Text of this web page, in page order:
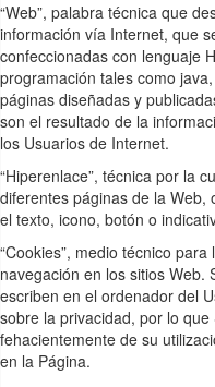
“Web”, palabra técnica que
información vía Internet, que
confeccionadas con lenguaje
programación tales como
páginas diseñadas y
son el resultado de la
los Usuarios de Internet.
“Hiperenlace”, técnica por la
diferentes páginas de la Web,
el texto, icono, botón o
“Cookies”, medio técnico
navegación en los sitios Web.
escriben en el ordenador del
sobre la privacidad, por lo
fehacientemente de su
en la Página.